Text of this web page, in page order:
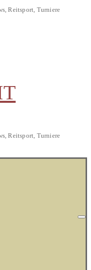
Reitsport, Turniere
Reitsport, Turniere